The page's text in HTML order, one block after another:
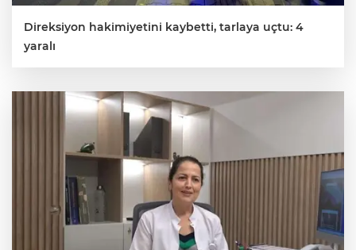
Direksiyon hakimiyetini kaybetti, tarlaya uçtu: 4
yaralı